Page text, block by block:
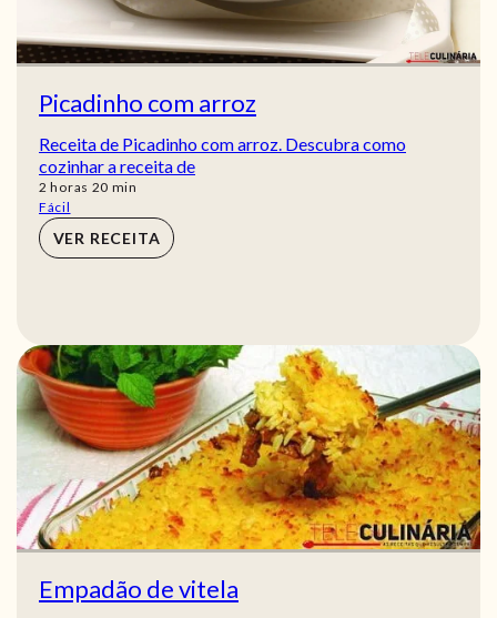
Picadinho com arroz
Receita de Picadinho com arroz. Descubra como
cozinhar a receita de
2 horas
horas 20 min
min
Fácil
VER RECEITA
Empadão de vitela